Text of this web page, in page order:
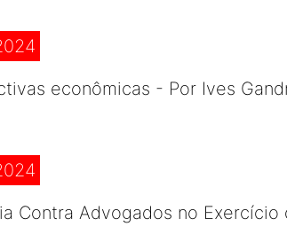
econômicas - Por Ives
Contra Advogados no